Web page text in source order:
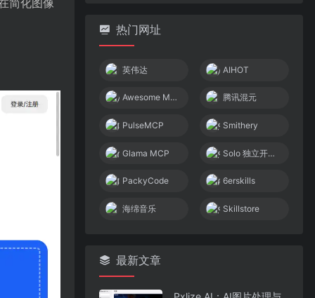
简化图像
热门网址
英伟达 AIHOT
Awesome MCP Servers 腾讯混元
PulseMCP Smithery
Glama MCP Solo 独立开发者社区
PackyCode 6erskills
海绵音乐 Skillstore
最新文章